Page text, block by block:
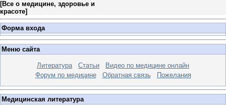
[Все о медицине, здоровье и
красоте]
Форма входа
Меню сайта
Литература Статьи
Видео по медицине онлайн
Форум по медицине
Обратная связь Пожелания
Медицинская литература